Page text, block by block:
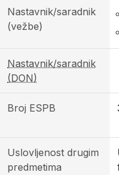
Nastavnik/saradnik
(vežbe)
Nastavnik/saradnik
(DON)
Broj ESPB
Uslovljenost drugim
predmetima